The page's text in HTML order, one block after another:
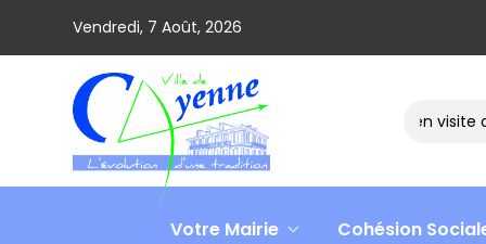
Vendredi, 7 Août, 2026
Le ministre David AMIEL en visite
Votre Mairie Cohésion